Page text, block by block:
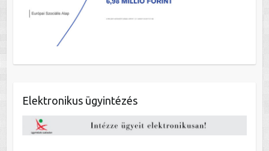
Elektronikus ügyintézés